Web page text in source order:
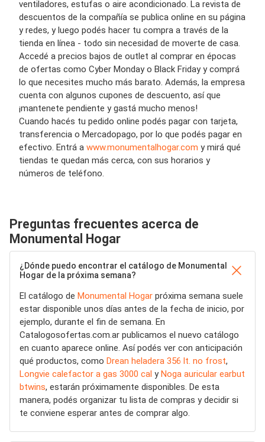
ventiladores, estufas o aire acondicionado. La revista de
descuentos de la compañía se publica online en su página
y redes, y luego podés hacer tu compra a través de la
tienda en línea - todo sin necesidad de moverte de casa.
Accedé a precios bajos de outlet al comprar en épocas
de ofertas como Cyber Monday o Black Friday y comprá
lo que necesites mucho más barato. Además, la empresa
cuenta con algunos cupones de descuento, así que
¡mantenete pendiente y gastá mucho menos!
Cuando hacés tu pedido online podés pagar con tarjeta,
transferencia o Mercadopago, por lo que podés pagar en
efectivo. Entrá a www.monumentalhogar.com y mirá qué
tiendas te quedan más cerca, con sus horarios y
números de teléfono.
Preguntas frecuentes acerca de
Monumental Hogar
¿Dónde puedo encontrar el catálogo de Monumental
Hogar de la próxima semana?
El catálogo de Monumental Hogar próxima semana suele
estar disponible unos días antes de la fecha de inicio, por
ejemplo, durante el fin de semana. En
Catalogosofertas.com.ar publicamos el nuevo catálogo
en cuanto aparece online. Así podés ver con anticipación
qué productos, como Drean heladera 356 lt. no frost,
Longvie calefactor a gas 3000 cal yNoga auricular earbut
btwins, estarán próximamente disponibles. De esta
manera, podés organizar tu lista de compras y decidir si
te conviene esperar antes de comprar algo.